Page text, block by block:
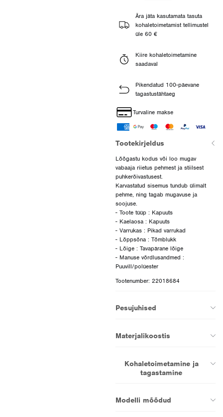
Ära jäta kasutamata tasuta
kohaletoimetamist tellimustel
üle 60 €
Kiire kohaletoimetamine
saadaval
Pikendatud 100-päevane
tagastustähtaeg
Turvaline makse
Tootekirjeldus
Lõõgastu kodus või loo mugav
vabaaja riietus pehmest ja stiilsest
puhkerõivastusest.
Karvastatud sisemus tundub ülimalt
pehme, ning tagab mugavuse ja
soojuse.
- Toote tüüp : Kapuuts
- Kaelaosa : Kapuuts
- Varrukas : Pikad varrukad
- Lõppsõna : Tõmblukk
- Lõige : Tavapärane lõige
- Manuse võrdlusandmed :
Puuvill/polüester
Tootenumber: 22018684
Pesujuhised
Materjalikoostis
Kohaletoimetamine ja
tagastamine
Modelli mõõdud